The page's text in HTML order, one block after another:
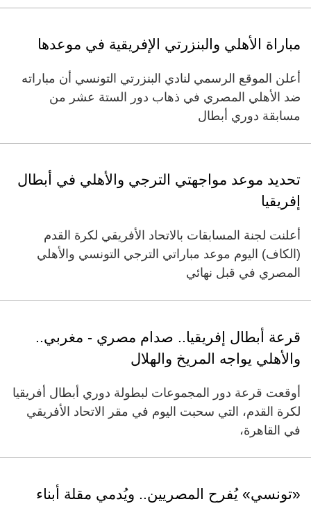
مباراة الأهلي والبنزرتي الإفريقية في موعدها
أعلن الموقع الرسمي لنادي البنزرتي التونسي أن مباراته
ضد الأهلي المصري في ذهاب دور الستة عشر من
مسابقة دوري أبطال
تحديد موعد مواجهتي الترجي والأهلي في أبطال
إفريقيا
أعلنت لجنة المسابقات بالاتحاد الأفريقي لكرة القدم
(الكاف) اليوم موعد مباراتي الترجي التونسي والأهلي
المصري في قبل نهائي
قرعة أبطال إفريقيا.. صدام مصري - مغربي..
والأهلي يواجه المريخ والهلال
أوقعت قرعة دور المجموعات لبطولة دوري أبطال أفريقيا
لكرة القدم، التي سحبت اليوم في مقر الاتحاد الأفريقي
في القاهرة،
«تونسي» يُفرح المصريين.. ويُدمي مقلة أبناء